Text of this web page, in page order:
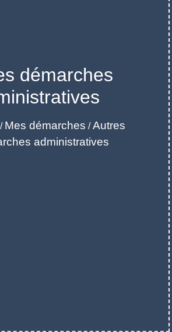
démarches
/ Mes démarches /Autres
administratives